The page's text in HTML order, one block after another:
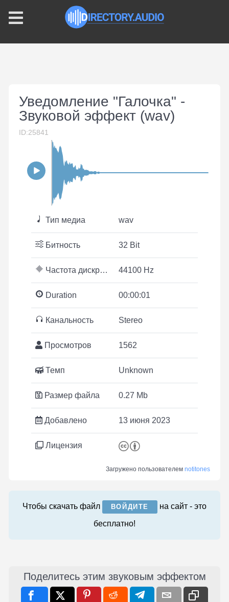
Уведомление "Галочка" -
Звуковой эффект (wav)
ID:25841
Тип медиа wav
Битность 32 Bit
Частота дискретизации 44100 Hz
Duration 00:00:01
Канальность Stereo
Просмотров 1562
Темп Unknown
Размер файла 0.27 Mb
Добавлено 13 июня 2023
Лицензия
Загружено пользователем notitones
Чтобы скачать файл ВОЙДИТЕ
на сайт - это
бесплатно!
Поделитесь этим звуковым эффектом